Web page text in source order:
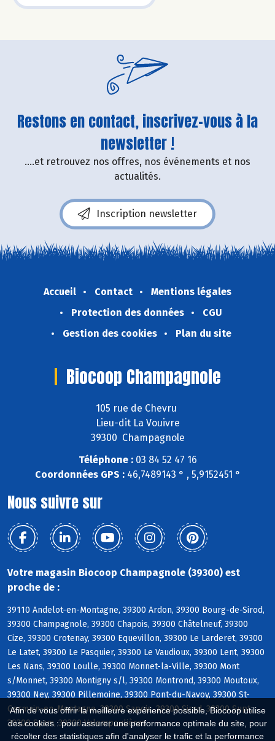
Afin de vous offrir la meilleure expérience possible, Biocoop utilise
des cookies : pour assurer une performance optimale du site, pour
récolter des statistiques afin d'analyser le trafic et la performance
Restons en contact, inscrivez-vous à la
newsletter !
....et retrouvez nos offres, nos événements et nos
actualités.
Inscription newsletter
Accueil Contact
Mentions légales
Protection des données
CGU
Gestion des cookies
Plan du site
Biocoop Champagnole
105 rue de Chevru
Lieu-dit La Vouivre
39300 Champagnole
Téléphone :03 84 52 47 16
Coordonnées GPS :46,7489143 ° , 5,9152451 °
Nous suivre sur
Votre magasin Biocoop Champagnole (39300) est
proche de :
39110 Andelot-en-Montagne, 39300 Ardon, 39300 Bourg-de-Sirod,
39300 Champagnole, 39300 Chapois, 39300 Châtelneuf, 39300
Cize, 39300 Crotenay, 39300 Equevillon, 39300 Le Larderet, 39300
Le Latet, 39300 Le Pasquier, 39300 Le Vaudioux, 39300 Lent, 39300
Les Nans, 39300 Loulle, 39300 Monnet-la-Ville, 39300 Mont
s/Monnet, 39300 Montigny s/l, 39300 Montrond, 39300 Moutoux,
39300 Ney, 39300 Pillemoine, 39300 Pont-du-Navoy, 39300 St-
Germain-en-Montagne, 39300 Sapois, 39300 Sirod, 39300 Supt,
39300 Syam, 39300 Valempoulières